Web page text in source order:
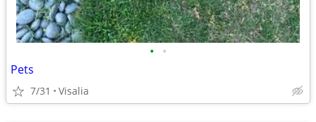
• •
Pets
7/31 Visalia